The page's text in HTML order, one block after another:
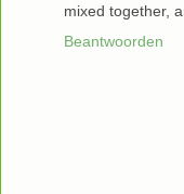
mixed together,
Beantwoorden